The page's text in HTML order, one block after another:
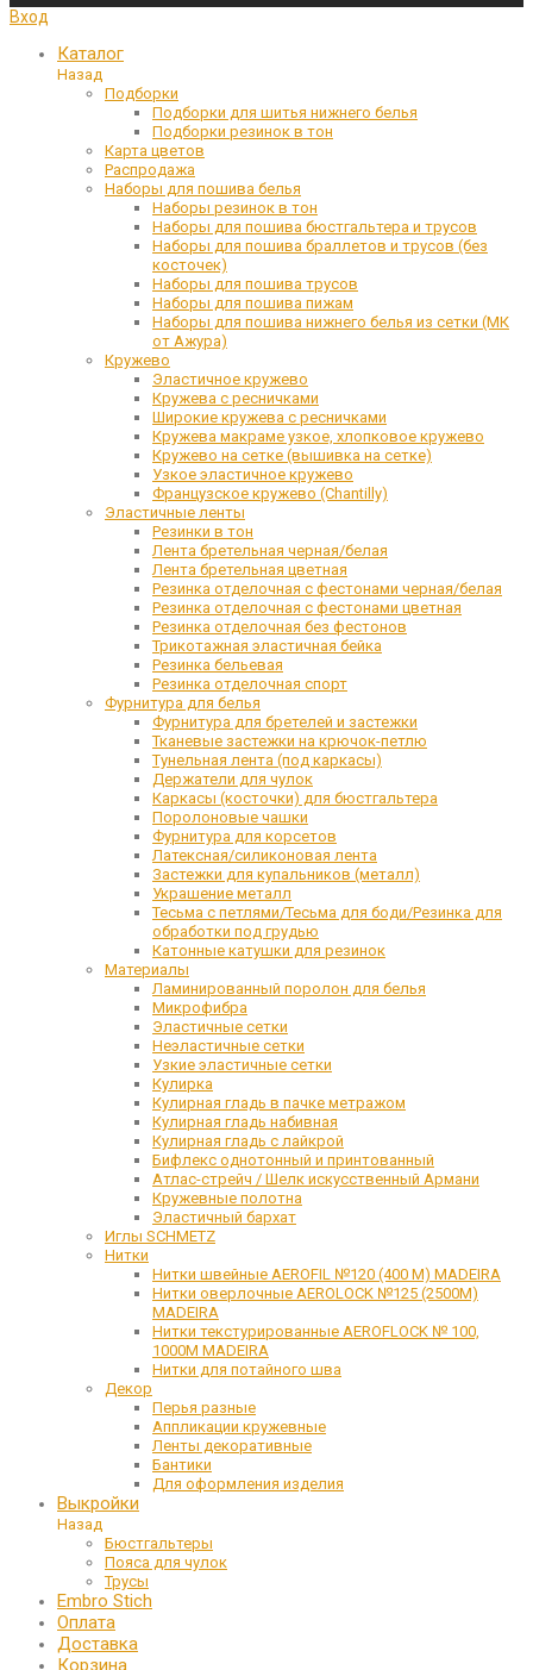
Вход
Каталог
Назад
Подборки
Подборки для шитья нижнего белья
Подборки резинок в тон
Карта цветов
Распродажа
Наборы для пошива белья
Наборы резинок в тон
Наборы для пошива бюстгальтера и трусов
Наборы для пошива браллетов и трусов (без
косточек)
Наборы для пошива трусов
Наборы для пошива пижам
Наборы для пошива нижнего белья из сетки (МК
от Ажура)
Кружево
Эластичное кружево
Кружева с ресничками
Широкие кружева с ресничками
Кружева макраме узкое, хлопковое кружево
Кружево на сетке (вышивка на сетке)
Узкое эластичное кружево
Французское кружево (Chantilly)
Эластичные ленты
Резинки в тон
Лента бретельная черная/белая
Лента бретельная цветная
Резинка отделочная с фестонами черная/белая
Резинка отделочная с фестонами цветная
Резинка отделочная без фестонов
Трикотажная эластичная бейка
Резинка бельевая
Резинка отделочная спорт
Фурнитура для белья
Фурнитура для бретелей и застежки
Тканевые застежки на крючок-петлю
Тунельная лента (под каркасы)
Держатели для чулок
Каркасы (косточки) для бюстгальтера
Поролоновые чашки
Фурнитура для корсетов
Латексная/силиконовая лента
Застежки для купальников (металл)
Украшение металл
Тесьма с петлями/Тесьма для боди/Резинка для
обработки под грудью
Катонные катушки для резинок
Материалы
Ламинированный поролон для белья
Микрофибра
Эластичные сетки
Неэластичные сетки
Узкие эластичные сетки
Кулирка
Кулирная гладь в пачке метражом
Кулирная гладь набивная
Кулирная гладь с лайкрой
Бифлекс однотонный и принтованный
Атлас-стрейч / Шелк искусственный Армани
Кружевные полотна
Эластичный бархат
Иглы SCHMETZ
Нитки
Нитки швейные AEROFIL №120 (400 М) MADEIRA
Нитки оверлочные AEROLOCK №125 (2500М)
MADEIRA
Нитки текстурированные AEROFLOCK № 100,
1000М MADEIRA
Нитки для потайного шва
Декор
Перья разные
Аппликации кружевные
Ленты декоративные
Бантики
Для оформления изделия
Выкройки
Назад
Бюстгальтеры
Пояса для чулок
Трусы
Embro Stich
Оплата
Доставка
Корзина